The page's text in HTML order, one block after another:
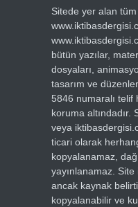
Sitede yer alan
bütün yazılar,
dosyaları,
tasarım ve
5846 numaralı telif
koruma altındadır.
veya
ticari olarak
kopyalanamaz,
yayınlanamaz.
ancak kaynak
kopyalanabilir ve